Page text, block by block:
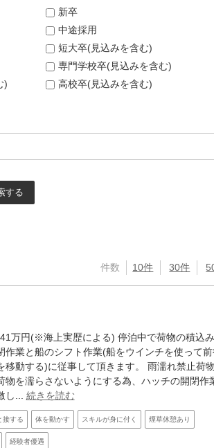
新卒
中途採用
短大卒(見込みを含む)
専門学校卒(見込みを含む)
)
高校卒(見込みを含む)
件数 10件 30件
万円(※海上実歴による) 停泊中で荷物の積込み
作業と船のシフト作業(船をウインチを使って前
移動する)に従事して頂きます。 雨濡れ禁止荷物
物を濡らさないようにする為、ハッチの開閉作
し... 続きを読む
接する 体を動かす スキルが身に付く 煙草休憩あり
経験者優遇